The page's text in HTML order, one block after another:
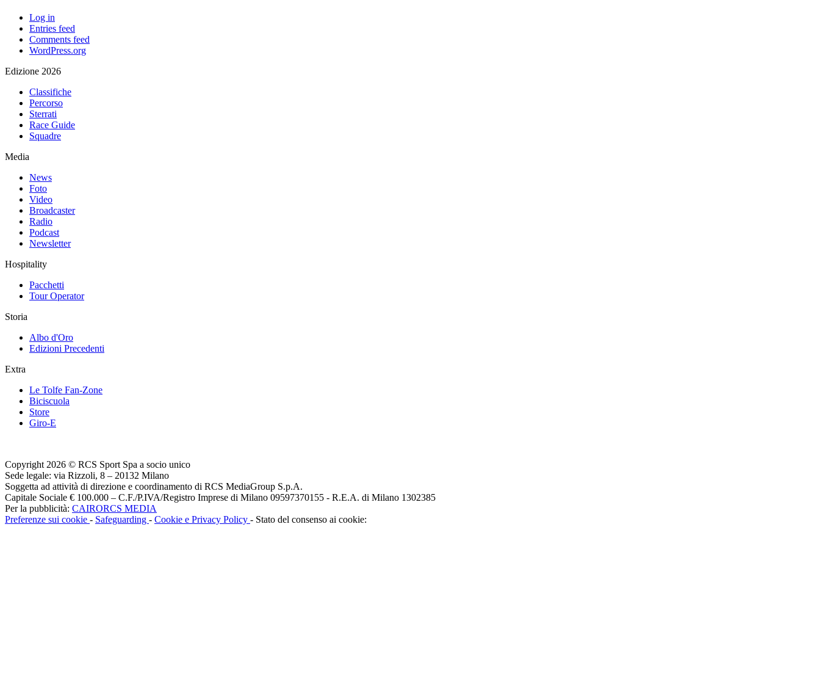
Log in
Entries feed
Comments feed
WordPress.org
Edizione 2026
Classifiche
Percorso
Sterrati
Race Guide
Squadre
Media
News
Foto
Video
Broadcaster
Radio
Podcast
Newsletter
Hospitality
Pacchetti
Tour Operator
Storia
Albo d'Oro
Edizioni Precedenti
Extra
Le Tolfe Fan-Zone
Biciscuola
Store
Giro-E
Copyright 2026 © RCS Sport Spa a socio unico
Sede legale: via Rizzoli, 8 – 20132 Milano
Soggetta ad attività di direzione e coordinamento di RCS MediaGroup S.p.A.
Capitale Sociale € 100.000 – C.F./P.IVA/Registro Imprese di Milano 09597370155 - R.E.A. di Milano 1302385
Per la pubblicità: CAIRORCS MEDIA
Preferenze sui cookie - Safeguarding - Cookie e Privacy Policy - Stato del consenso ai cookie: